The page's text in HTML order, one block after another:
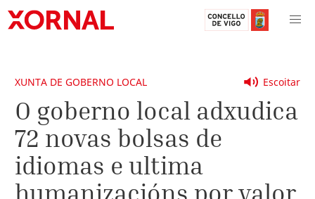
Escoitar
XUNTA DE GOBERNO LOCAL
O goberno local adxudica
72 novas bolsas de
idiomas e ultima
humanizacións por valor